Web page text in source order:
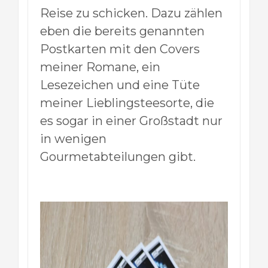
Reise zu schicken. Dazu zählen
eben die bereits genannten
Postkarten mit den Covers
meiner Romane, ein
Lesezeichen und eine Tüte
meiner Lieblingsteesorte, die
es sogar in einer Großstadt nur
in wenigen
Gourmetabteilungen gibt.